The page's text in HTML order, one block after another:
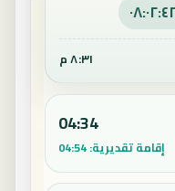
٨:٣١ م
04:34
إقامة تقديرية:04:54